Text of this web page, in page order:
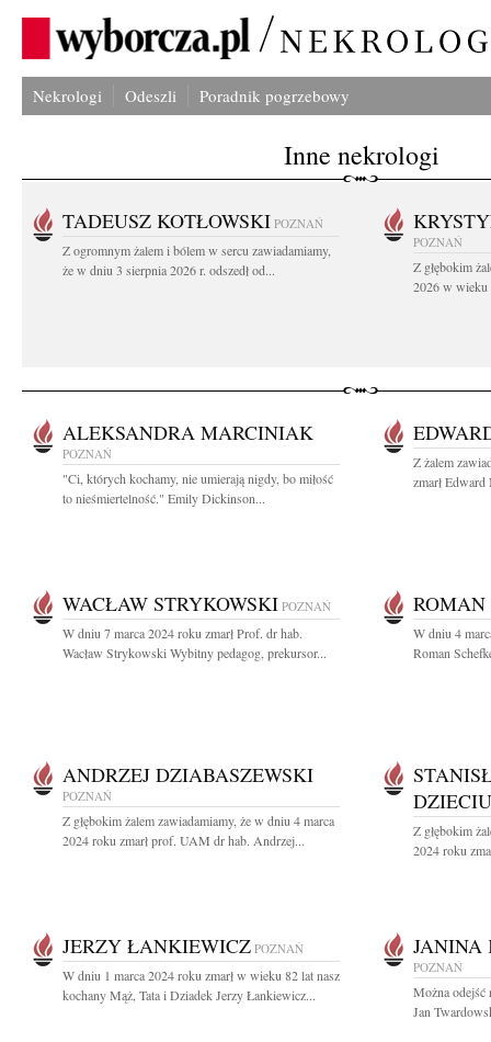
Nekrologi Odeszli Poradnik pogrzebowy
Inne nekrologi
TADEUSZ KOTŁOWSKI POZNAŃ
Z ogromnym żalem i bólem w sercu zawiadamiamy,
że w dniu 3 sierpnia 2026 r. odszedł od...
POZNAŃ
Z głębokim
2026 w wieku
ALEKSANDRA MARCINIAK
POZNAŃ
"Ci, których kochamy, nie umierają nigdy, bo miłość
to nieśmiertelność." Emily Dickinson...
Z żalem
zmarł
WACŁAW STRYKOWSKI POZNAŃ
W dniu 7 marca 2024 roku zmarł Prof. dr hab.
Wacław Strykowski Wybitny pedagog, prekursor...
ROMAN
W dniu 4
Roman
ANDRZEJ DZIABASZEWSKI
POZNAŃ
Z głębokim żalem zawiadamiamy, że w dniu 4 marca
2024 roku zmarł prof. UAM dr hab. Andrzej...
Z głębokim
2024 roku
JERZY ŁANKIEWICZ POZNAŃ
W dniu 1 marca 2024 roku zmarł w wieku 82 lat nasz
kochany Mąż, Tata i Dziadek Jerzy Łankiewicz...
JANINA
POZNAŃ
Można odejść
Jan